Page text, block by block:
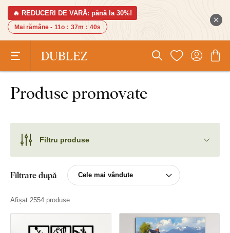
🔥 REDUCERI DE VARĂ: până la 30%!
Mai rămâne - 11o : 37m : 40s
Produse promovate
Filtru produse
Filtrare după
Afișat 2554 produse